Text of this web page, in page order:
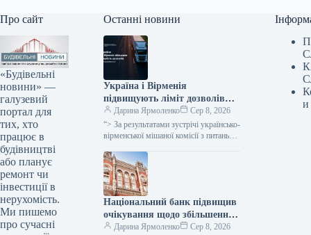
Про сайт
«Будівельні
новини» —
галузевий
портал для
тих, хто
працює в
будівництві
або планує
ремонт чи
інвестиції в
нерухомість.
Ми пишемо
про сучасні
Останні новини
Україна і Вірменія
підвищують ліміт дозволів
для міжнародних
автомобільних перевезень на
600 одиниць.
Дарина Ярмоленко
Сер 8, 2026
“> За результатами зустрічі українсько-
вірменської мішаної комісії з питань
перевезень, Україна разом із
Вірменією прийняли рішення про
збільшення…
Національний банк підвищив
очікування щодо збільшення
ВВП України у третьому
Дарина Ярмоленко Сер 8, 2026
и